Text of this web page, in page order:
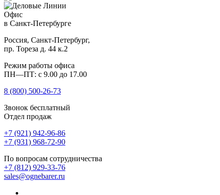
Офис
в Санкт-Петербурге
Россия, Санкт-Петербург,
пр. Тореза д. 44 к.2
Режим работы офиса
ПН—ПТ: с 9.00 до 17.00
8 (800) 500-26-73
Звонок бесплатный
Отдел продаж
+7 (921) 942-96-86
+7 (931) 968-72-90
По вопросам сотрудничества
+7 (812) 929-33-76
sales@ognebarer.ru